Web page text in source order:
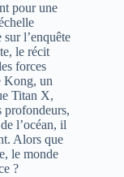
pour une
l’enquête
le récit
forces
Kong, un
Titan X,
profondeurs,
l’océan, il
Alors que
le monde
?